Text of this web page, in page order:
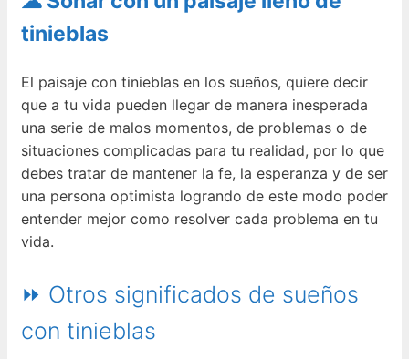
tinieblas
El paisaje con tinieblas en los sueños, quiere decir
que a tu vida pueden llegar de manera inesperada
una serie de malos momentos, de problemas o de
situaciones complicadas para tu realidad, por lo que
debes tratar de mantener la fe, la esperanza y de ser
una persona optimista logrando de este modo poder
entender mejor como resolver cada problema en tu
vida.
⏩ Otros significados de sueños
con tinieblas